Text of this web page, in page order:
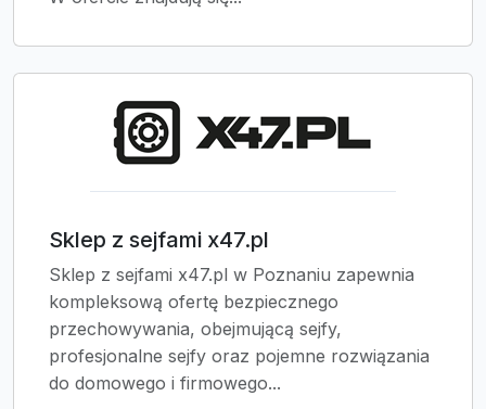
Sklep z sejfami x47.pl
Sklep z sejfami x47.pl w Poznaniu zapewnia
kompleksową ofertę bezpiecznego
przechowywania, obejmującą sejfy,
profesjonalne sejfy oraz pojemne rozwiązania
do domowego i firmowego...